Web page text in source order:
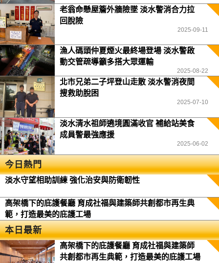
老翁命懸屋簷外牆險墜 淡水警消合力拉
回脫險
2025-09-11
漁人碼頭仲夏煙火最終場登場 淡水警啟
動交管疏導籲多搭大眾運輸
2025-08-22
北市兄弟二子坪登山走散 淡水警消夜間
搜救助脫困
2025-07-10
淡水清水祖師遶境圓滿收官 補給站美食
成員警最強應援
2025-06-02
今日熱門
淡水守望相助訓練 強化治安與防衛韌性
高架橋下的庇護餐廳 育成社福與建築師共創都市再生典
範，打造最美的庇護工場
本日最新
高架橋下的庇護餐廳 育成社福與建築師
共創都市再生典範，打造最美的庇護工場